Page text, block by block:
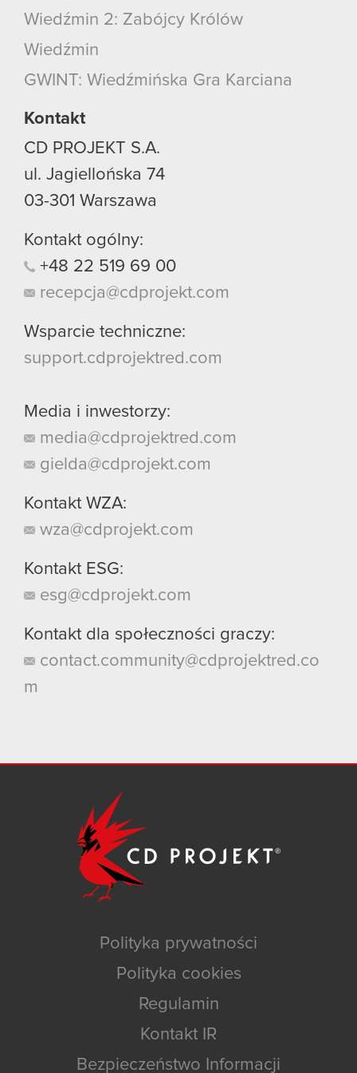
korzystanie z naszej witryny, zgadasz się na
używanie plików cookie.
Wiedźmin 2: Zabójcy Królów
Wiedźmin
GWINT: Wiedźmińska Gra Karciana
Kontakt
CD PROJEKT S.A.
ul. Jagiellońska 74
03-301 Warszawa
Kontakt ogólny:
+48 22 519 69 00
recepcja@cdprojekt.com
Wsparcie techniczne:
support.cdprojektred.com
Media i inwestorzy:
media@cdprojektred.com
gielda@cdprojekt.com
Kontakt WZA:
wza@cdprojekt.com
Kontakt ESG:
esg@cdprojekt.com
Kontakt dla społeczności graczy:
contact.community@cdprojektred.co
m
Polityka prywatności
Polityka cookies
Regulamin
Kontakt IR
Bezpieczeństwo Informacji